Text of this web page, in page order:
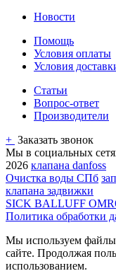
Новости
Помощь
Условия оплаты
Условия
Статьи
Вопрос-ответ
Производители
+ Заказать звонок
Мы в социальных
2026 клапана danfoss
Очистка воды СПб
клапана задвижки
SICK BALLUFF
Политика обработки
Мы используем
сайте. Продолжая
использованием.